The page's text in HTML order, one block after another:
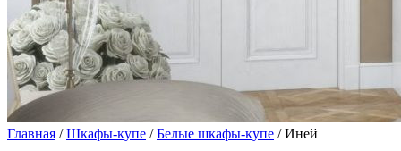
Главная /Шкафы-купе /Белые шкафы-купе / Иней